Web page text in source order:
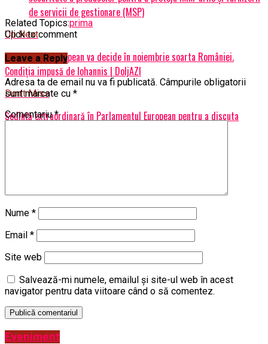
Related Topics:prima
Up Next
Parlamentul European va decide în noiembrie soarta României.
Condiția impusă de Iohannis | DoljAZI
Don't Miss
Ședință extraordinară în Parlamentul European pentru a discuta
de servicii de gestionare (MSP)
Click to comment
Leave a Reply
Adresa ta de email nu va fi publicată. Câmpurile obligatorii
sunt marcate cu *
Comentariu*
Nume *
Email *
Site web
Salvează-mi numele, emailul și site-ul web în acest
navigator pentru data viitoare când o să comentez.
Eveniment